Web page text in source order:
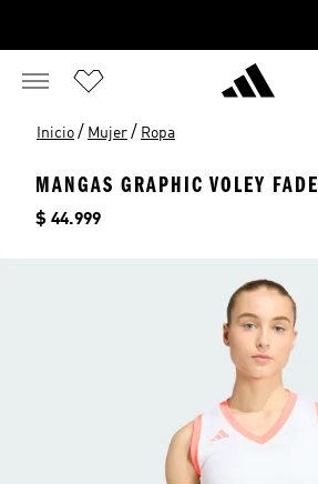
Inicio / Mujer / Ropa
MANGAS GRAPHIC VOLEY FADE
Precio
$ 44.999